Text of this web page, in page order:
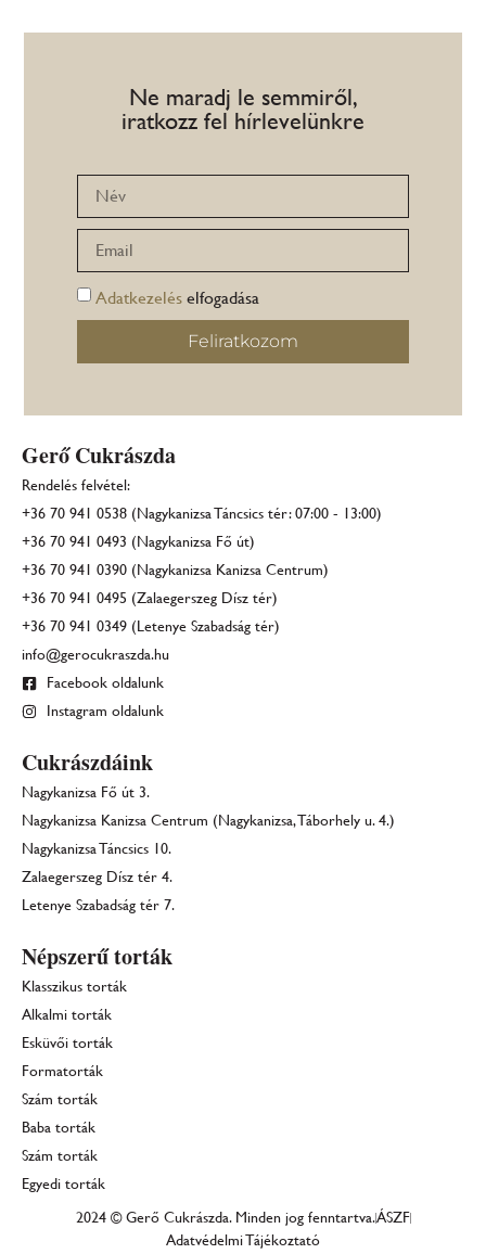
Ne maradj le semmiről,
iratkozz fel hírlevelünkre
Adatkezeléselfogadása
Feliratkozom
Gerő Cukrászda
Rendelés felvétel:
+36 70 941 0538 (Nagykanizsa Táncsics tér: 07:00 - 13:00)
+36 70 941 0493 (Nagykanizsa Fő út)
+36 70 941 0390 (Nagykanizsa Kanizsa Centrum)
+36 70 941 0495 (Zalaegerszeg Dísz tér)
+36 70 941 0349 (Letenye Szabadság tér)
info@gerocukraszda.hu
Facebook oldalunk
Instagram oldalunk
Cukrászdáink
Nagykanizsa Fő út 3.
Nagykanizsa Kanizsa Centrum (Nagykanizsa, Táborhely u. 4.)
Nagykanizsa Táncsics 10.
Zalaegerszeg Dísz tér 4.
Letenye Szabadság tér 7.
Népszerű torták
Klasszikus torták
Alkalmi torták
Esküvői torták
Formatorták
Szám torták
Baba torták
Szám torták
Egyedi torták
2024 © Gerő Cukrászda. Minden jog fenntartva.ÁSZF
Adatvédelmi Tájékoztató